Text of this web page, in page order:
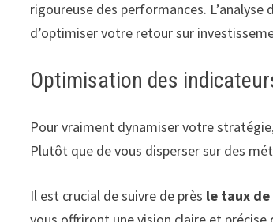
rigoureuse des performances.
d’optimiser votre retour sur
Optimisation des
Pour vraiment dynamiser votre
Plutôt que de vous disperser sur des
Il est crucial de suivre de près le taux